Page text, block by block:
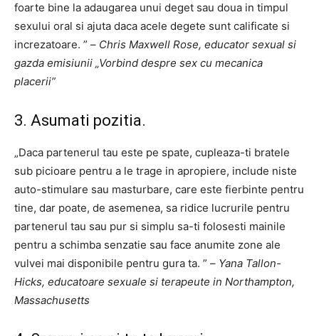
foarte bine la adaugarea unui deget sau doua in timpul
sexului oral si ajuta daca acele degete sunt calificate si
increzatoare. ” – Chris Maxwell Rose, educator sexual si
gazda emisiunii „Vorbind despre sex cu mecanica
placerii”
3. Asumati pozitia.
„Daca partenerul tau este pe spate, cupleaza-ti bratele
sub picioare pentru a le trage in apropiere, include niste
auto-stimulare sau masturbare, care este fierbinte pentru
tine, dar poate, de asemenea, sa ridice lucrurile pentru
partenerul tau sau pur si simplu sa-ti folosesti mainile
pentru a schimba senzatie sau face anumite zone ale
vulvei mai disponibile pentru gura ta. ” – Yana Tallon-
Hicks, educatoare sexuale si terapeute in Northampton,
Massachusetts